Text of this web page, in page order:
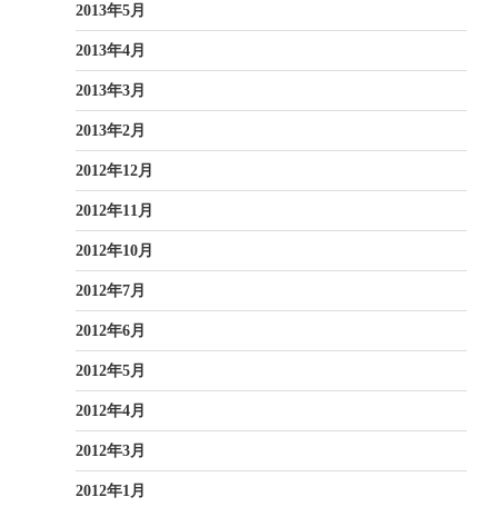
2013年5月
2013年4月
2013年3月
2013年2月
2012年12月
2012年11月
2012年10月
2012年7月
2012年6月
2012年5月
2012年4月
2012年3月
2012年1月